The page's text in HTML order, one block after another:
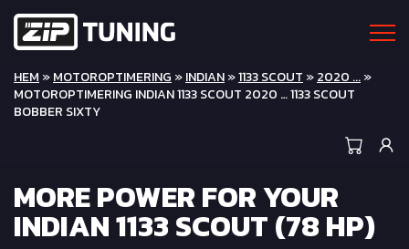
HEM »MOTOROPTIMERING »INDIAN»1133 SCOUT »2020 ...»
MOTOROPTIMERING INDIAN 1133 SCOUT 2020 … 1133 SCOUT
BOBBER SIXTY
MORE POWER FOR YOUR
INDIAN 1133 SCOUT (78 HP)